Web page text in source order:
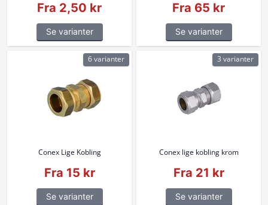
Fra 2,50 kr
Se varianter
Fra 65 kr
Se varianter
Conex Lige Kobling
Fra 15 kr
Se varianter
6 varianter
Conex lige kobling krom
Fra 21 kr
Se varianter
3 varianter